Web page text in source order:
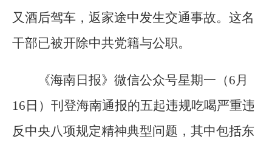
又酒后驾车，返家途中发生交通事故。这名
干部已被开除中共党籍与公职。
《海南日报》微信公众号星期一（6月
16日）刊登海南通报的五起违规吃喝严重违
反中央八项规定精神典型问题，其中包括东